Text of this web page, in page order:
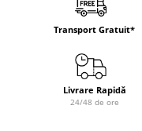
Transport Gratuit*
Livrare Rapidă
24/48 de ore